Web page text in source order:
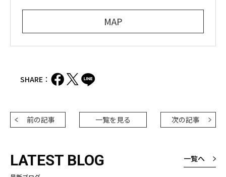
MAP
SHARE：
前の記事 一覧を見る 次の記事
LATEST BLOG 一覧へ